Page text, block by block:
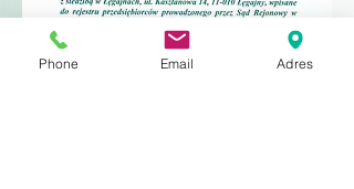
Phone Email Adres